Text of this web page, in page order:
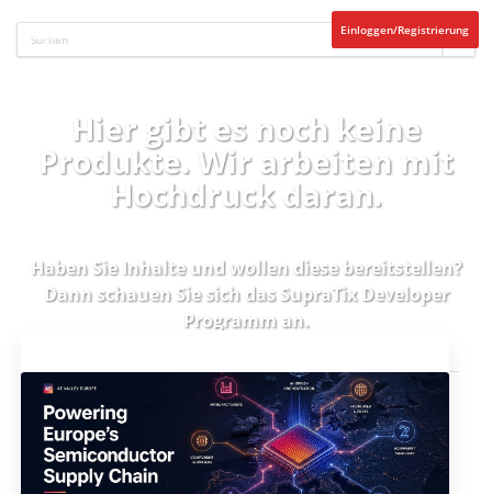
Einloggen/Registrierung
Hier gibt es noch keine
Produkte. Wir arbeiten mit
Hochdruck daran.
Haben Sie Inhalte und wollen diese bereitstellen?
Dann schauen Sie sich das SupraTix Developer
Programman.